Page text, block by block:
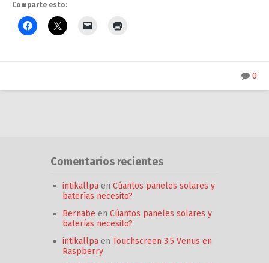
Comparte esto:
0
Comentarios recientes
intikallpa en Cúantos paneles solares y
baterías necesito?
Bernabe en Cúantos paneles solares y
baterías necesito?
intikallpa en Touchscreen 3.5 Venus en
Raspberry